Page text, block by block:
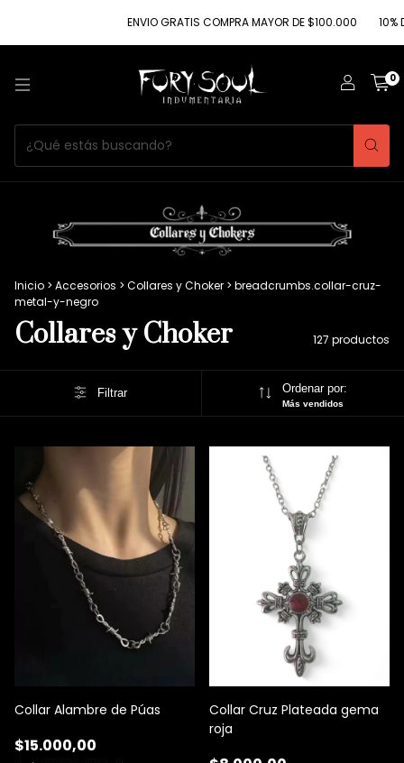
ENVIO GRATIS COMPRA MAYOR DE $100.000 10% DE
0
Inicio > Accesorios > Collares y Choker > breadcrumbs.collar-cruz-
metal-y-negro
Collares y Choker 127 productos
Filtrar Ordenar por:
Más vendidos
Collar Alambre de Púas
$15.000,00
Collar Cruz Plateada gema
roja